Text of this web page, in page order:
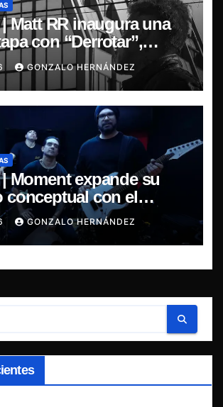
Matt RR inaugura una
con “Derrotar”,
de su EP
de Umbral
GONZALO HERNÁNDEZ
Moment expande su
conceptual con el
“Poisoned Reality”
GONZALO HERNÁNDEZ